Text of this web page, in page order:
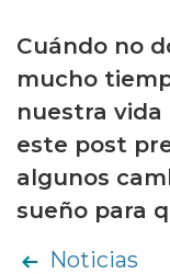
Cuándo no
mucho
nuestra vida
este post
algunos
sueño para
Noticias